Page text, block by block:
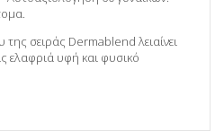
σειράς Dermablend λειαίνει
ελαφριά υφή και φυσικό